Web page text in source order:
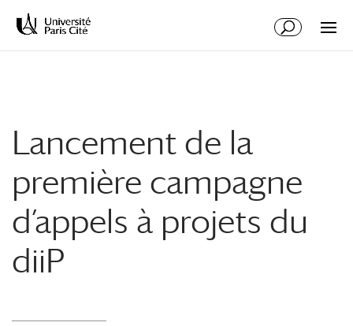
Lancement de la
première campagne
d’appels à projets du
diiP